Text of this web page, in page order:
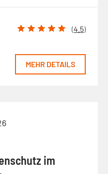
(4.5)
MEHR DETAILS
im